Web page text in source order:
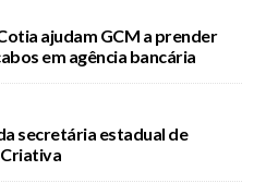
ajudam GCM a prender
em agência bancária
secretária estadual de